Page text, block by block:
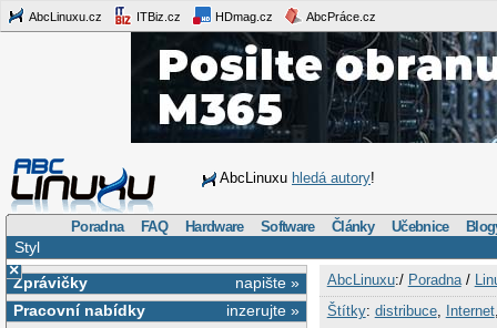
AbcLinuxu.cz ITBiz.cz HDmag.cz AbcPráce.cz
AbcLinuxu hledá autory!
Poradna FAQ Hardware Software Články Učebnice
Styl
×
napište »
Zprávičky
inzerujte »
Pracovní nabídky
AbcLinuxu:/ Poradna/
Štítky: distribuce, Internet